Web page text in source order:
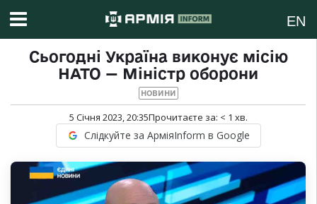
EN
Сьогодні Україна виконує місію
НАТО — Міністр оборони
НОВИНИ
5 Січня 2023, 20:35Прочитаєте за: < 1 хв.
Слідкуйте за АрміяInform в Google